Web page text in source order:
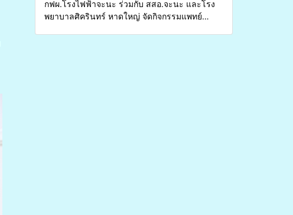
กฟผ.โรงไฟฟ้าจะนะ ร่วมกับ สสอ.จะนะ และโรง
พยาบาลศิครินทร์ หาดใหญ่ จัดกิจกรรมแพทย์